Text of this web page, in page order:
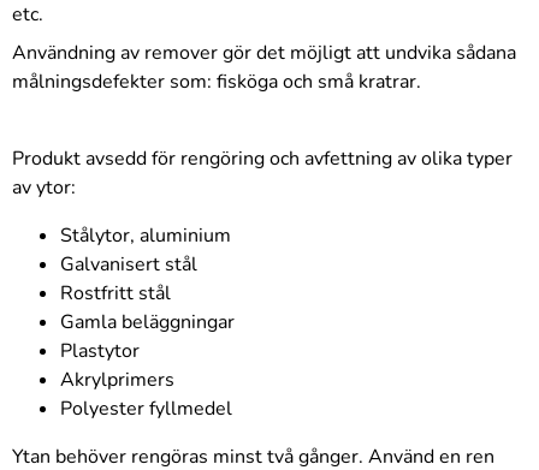
etc.
Användning av remover gör det möjligt att undvika sådana
målningsdefekter som: fisköga och små kratrar.
Produkt avsedd för rengöring och avfettning av olika typer
av ytor:
Stålytor, aluminium
Galvanisert stål
Rostfritt stål
Gamla beläggningar
Plastytor
Akrylprimers
Polyester fyllmedel
Ytan behöver rengöras minst två gånger. Använd en ren